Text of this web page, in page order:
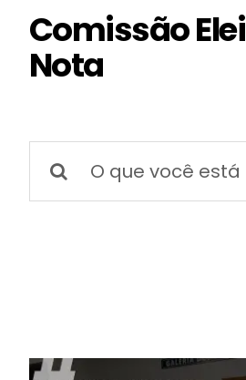
NOTÍCIAS
Comissão
Nota
resultados
para: